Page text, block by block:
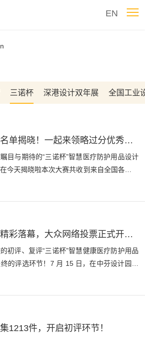
EN
三诺杯 深港设计双年展 全国工业
三诺杯 | 最终获奖名单揭晓！一起来领略过分优秀的好设计
目与期待的“三诺杯”智慧医疗防护用品设计
今天揭晓啦本次大赛共收到来自全国各大院
师、艺术家报名作品共 1213 件，40 件进
三诺杯 | 现场终评精彩落幕，大众网络投票正式开启！
初评、复评“三诺杯”智慧健康医疗防护用品
的评选环节！7 月 15 日，在中芬设计园国
重量级设计及创意领域专家学者，包括广州
1213件，开启初评环节！